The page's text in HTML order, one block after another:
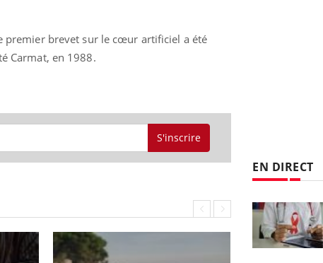
premier brevet sur le cœur artificiel a été
Carmat, en 1988.
S'inscrire
EN DIRECT
Les médicaments GLP-1
protègent-ils aussi les os